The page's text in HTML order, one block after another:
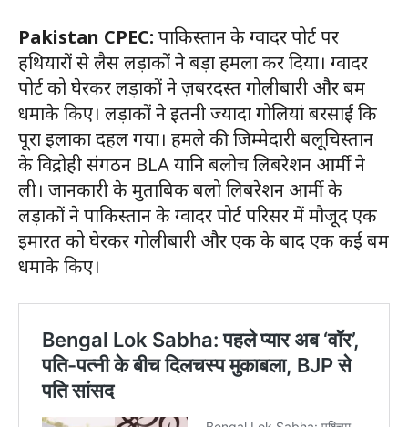
Pakistan CPEC: पाकिस्तान के ग्वादर पोर्ट पर
हथियारों से लैस लड़ाकों ने बड़ा हमला कर दिया। ग्वादर
पोर्ट को घेरकर लड़ाकों ने ज़बरदस्त गोलीबारी और बम
धमाके किए। लड़ाकों ने इतनी ज्यादा गोलियां बरसाई कि
पूरा इलाका दहल गया। हमले की जिम्मेदारी बलूचिस्तान
के विद्रोही संगठन BLA यानि बलोच लिबरेशन आर्मी ने
ली। जानकारी के मुताबिक बलो लिबरेशन आर्मी के
लड़ाकों ने पाकिस्तान के ग्वादर पोर्ट परिसर में मौजूद एक
इमारत को घेरकर गोलीबारी और एक के बाद एक कई बम
धमाके किए।